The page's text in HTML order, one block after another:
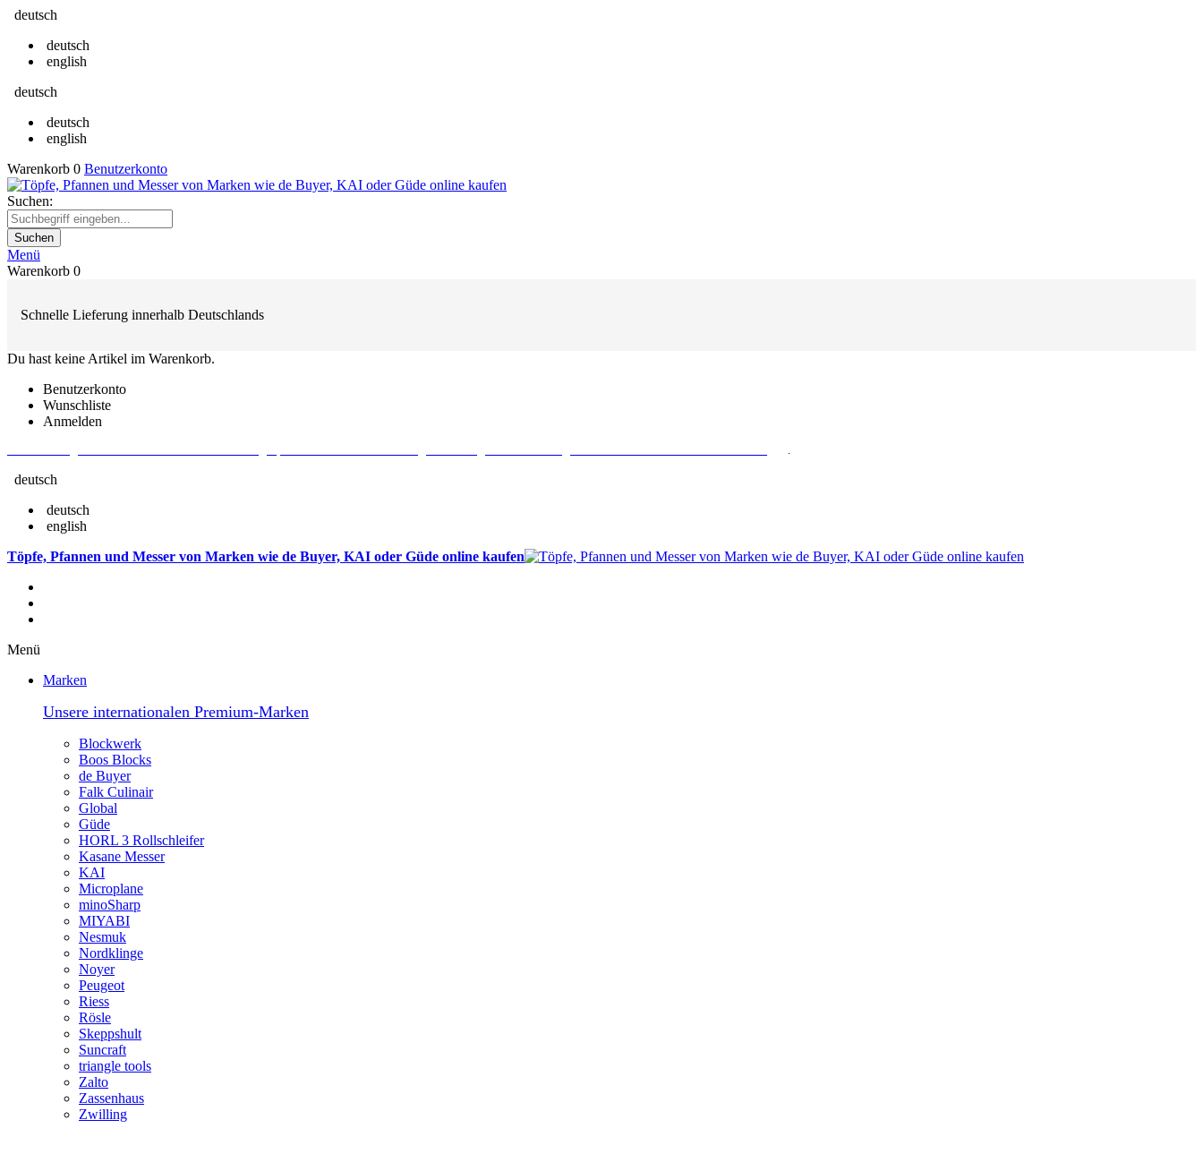
deutsch
deutsch
english
deutsch
deutsch
english
Warenkorb 0 Benutzerkonto
Suchen:
Suchen
Menü
Warenkorb 0
Schnelle Lieferung innerhalb Deutschlands
Du hast keine Artikel im Warenkorb.
Benutzerkonto
Wunschliste
Anmelden
.
deutsch
deutsch
english
Töpfe, Pfannen und Messer von Marken wie de Buyer, KAI oder Güde online kaufen
Menü
Marken
Unsere internationalen Premium-Marken
Blockwerk
Boos Blocks
de Buyer
Falk Culinair
Global
Güde
HORL 3 Rollschleifer
Kasane Messer
KAI
Microplane
minoSharp
MIYABI
Nesmuk
Nordklinge
Noyer
Peugeot
Riess
Rösle
Skeppshult
Suncraft
triangle tools
Zalto
Zassenhaus
Zwilling